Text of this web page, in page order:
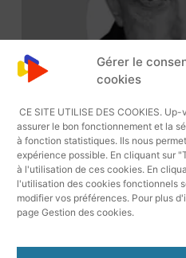
Gérer le
cookies
CE SITE UTILISE DES COOKIES.
assurer le bon fonctionnement et la
à fonction statistiques. Ils nous
expérience possible. En cliquant sur
à l'utilisation de ces cookies. En
l'utilisation des cookies fonctionnels
modifier vos préférences. Pour plus
page Gestion des cookies.
Mike 19115